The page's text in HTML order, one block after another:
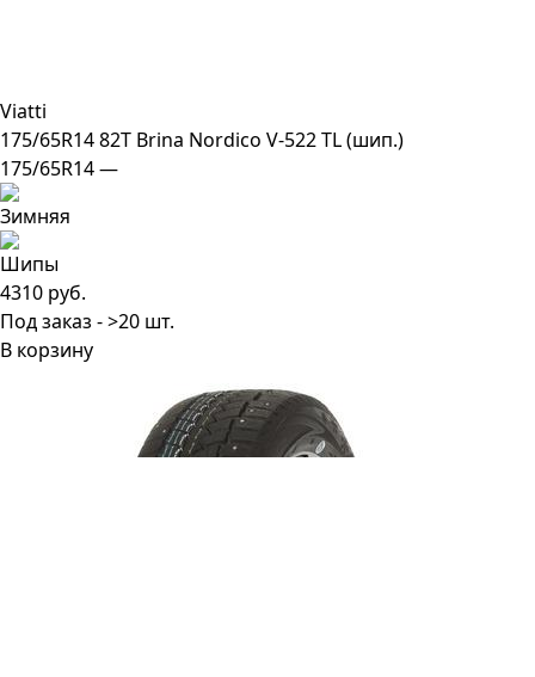
Viatti
175/65R14 82T Brina Nordico V-522 TL (шип.)
175/65R14 —
4310 руб.
Под заказ - >20 шт.
В корзину